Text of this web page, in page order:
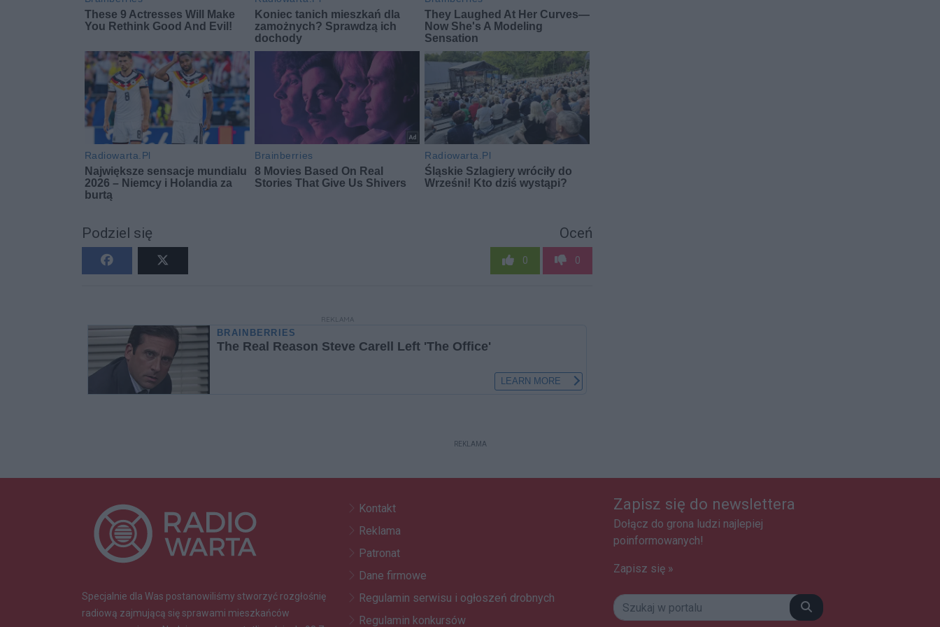
Podziel się Oceń
0 0
REKLAMA
REKLAMA
Specjalnie dla Was postanowiliśmy stworzyć rozgłośnię
radiową zajmującą się sprawami mieszkańców
Kontakt
Reklama
Patronat
Dane firmowe
Regulamin serwisu i ogłoszeń drobnych
Regulamin konkursów
Zapisz się do newslettera
Dołącz do grona ludzi najlepiej
poinformowanych!
Zapisz się »
Szukaj